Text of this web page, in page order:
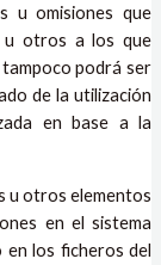
u omisiones que
u otros a los que
tampoco podrá ser
de la utilización
en base a la
u otros elementos
en el sistema
los ficheros del